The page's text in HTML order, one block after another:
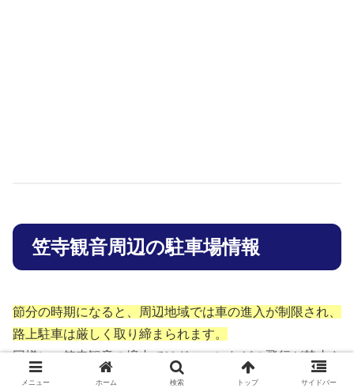
笠寺観音周辺の駐車場情報
節分の時期になると、周辺地域では車の進入が制限され、
路上駐車は厳しく取り締まられます。
同様に、笠寺観音の境内ではドローンなどの飛行が禁止さ
れています。
メニュー ホーム 検索 トップ サイドバー